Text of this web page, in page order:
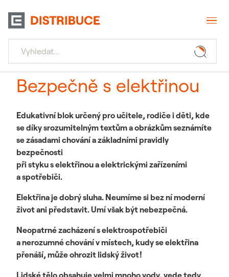
Bezpečně s elektřinou
Edukativní blok určený pro učitele, rodiče i děti, kde
se díky srozumitelným textům a obrázkům seznámíte
se zásadami chování a základními pravidly
bezpečnosti
při styku s elektřinou a elektrickými zařízeními
a spotřebiči.
Elektřina je dobrý sluha. Neumíme si bez ní moderní
život ani představit. Umí však být nebezpečná.
Neopatrné zacházení s elektrospotřebiči
a nerozumné chování v místech, kudy se elektřina
přenáší, může ohrozit lidský život!
Lidské tělo obsahuje velmi mnoho vody, vede tedy